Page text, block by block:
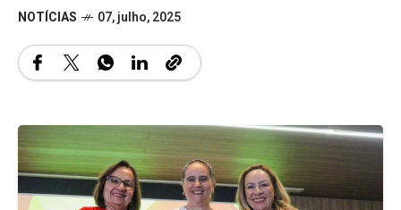
NOTÍCIAS 07, julho, 2025